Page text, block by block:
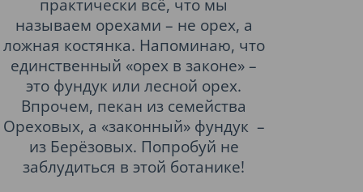
практически всё, что мы
называем орехами – не орех, а
ложная костянка. Напоминаю, что
единственный «орех в законе» –
это фундук или лесной орех.
Впрочем, пекан из семейства
Ореховых, а «законный» фундук –
из Берёзовых. Попробуй не
заблудиться в этой ботанике!